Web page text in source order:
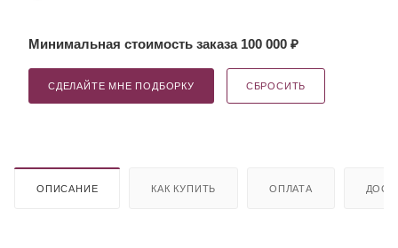
Минимальная стоимость заказа 100 000 ₽
СДЕЛАЙТЕ МНЕ ПОДБОРКУ СБРОСИТЬ
ОПИСАНИЕ КАК КУПИТЬ ОПЛАТА